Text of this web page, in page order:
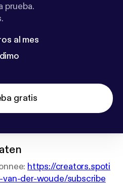
prueba.
al mes
gratis
https://creators.spoti
der-woude/subscribe